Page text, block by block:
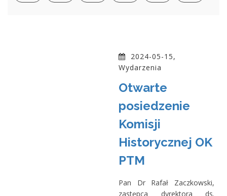
2024-05-15,
Wydarzenia
Otwarte
posiedzenie
Komisji
Historycznej OK
PTM
Pan Dr Rafał Zaczkowski,
zastępca dyrektora ds.